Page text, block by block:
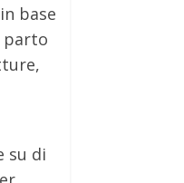
base
parto
su di